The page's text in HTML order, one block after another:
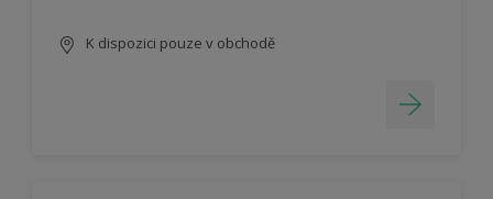
K dispozici pouze v obchodě